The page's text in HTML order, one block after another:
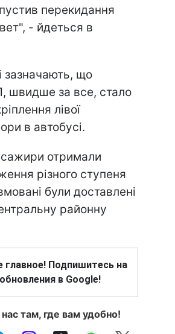
перекидання
- йдеться в
зазначають, що
швидше за все, стало
лівої
в автобусі.
отримали
різного ступеня
були доставлені
районну
главное! Подпишитесь на
в Google!
там, где вам удобно!